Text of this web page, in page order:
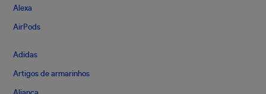
Alexa
AirPods
Adidas
Artigos de armarinhos